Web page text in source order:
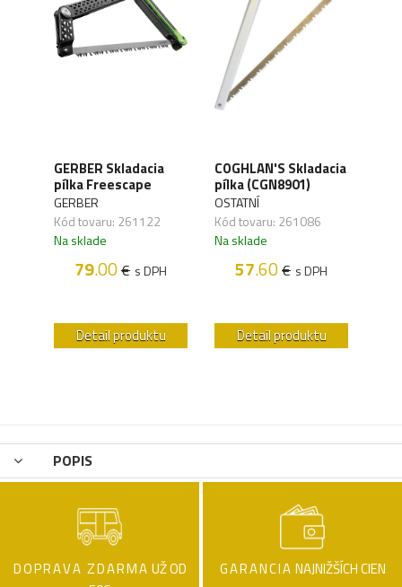
GERBER Skladacia
pílka Freescape
GERBER
Kód tovaru: 261122
Na sklade
79.00€ s DPH
Detail produktu
COGHLAN'S Skladacia
pílka (CGN8901)
OSTATNÍ
Kód tovaru: 261086
Na sklade
57.60€ s DPH
Detail produktu
POPIS
DOPRAVA ZDARMA UŽ OD
GARANCIA NAJNIŽŠÍCH CIEN